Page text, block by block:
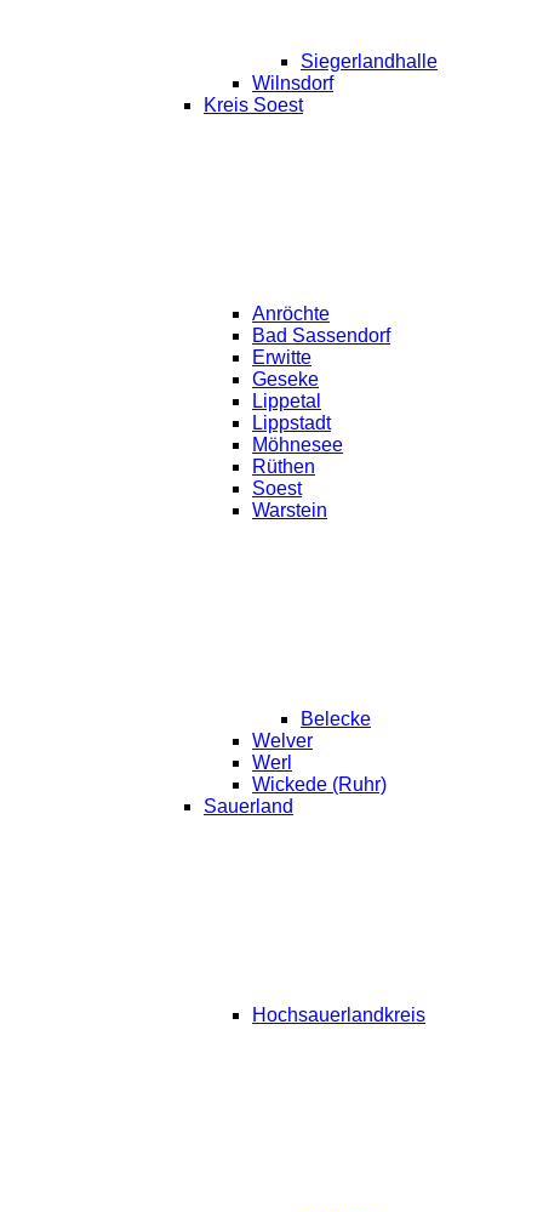
Siegerlandhalle
Wilnsdorf
Kreis Soest
Anröchte
Bad Sassendorf
Erwitte
Geseke
Lippetal
Lippstadt
Möhnesee
Rüthen
Soest
Warstein
Belecke
Welver
Werl
Wickede (Ruhr)
Sauerland
Hochsauerlandkreis